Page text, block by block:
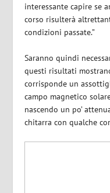
interessante capire se
corso risulterà
condizioni passate.”
Saranno quindi
questi risultati
corrisponde un
campo magnetico
nascendo un po’
chitarra con qualche